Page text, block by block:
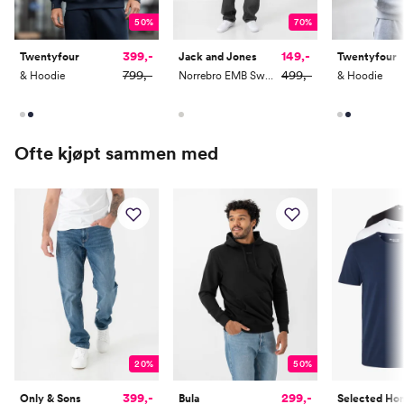
50%
Twentyfour
& Hoodie
399,-
799,-
70%
Jack and Jones
Norrebro EMB Sweat Hood
149,-
499,-
Twentyfour
& Hoodie
Ofte kjøpt sammen med
20%
Only & Sons 399,-
50%
Bula 299,- Selected